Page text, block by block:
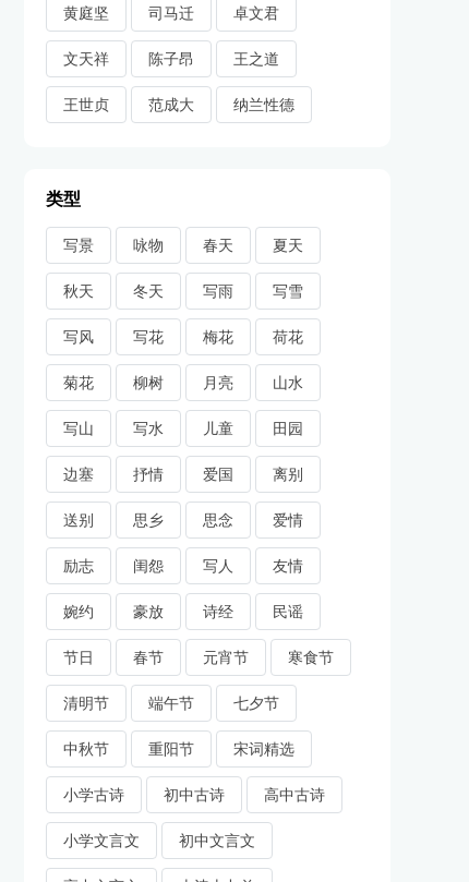
黄庭坚 司马迁 卓文君
文天祥 陈子昂 王之道
王世贞 范成大 纳兰性德
类型
写景 咏物 春天 夏天
秋天 冬天 写雨 写雪
写风 写花 梅花 荷花
菊花 柳树 月亮 山水
写山 写水 儿童 田园
边塞 抒情 爱国 离别
送别 思乡 思念 爱情
励志 闺怨 写人 友情
婉约 豪放 诗经 民谣
节日 春节 元宵节 寒食节
清明节 端午节 七夕节
中秋节 重阳节 宋词精选
小学古诗 初中古诗 高中古诗
小学文言文 初中文言文